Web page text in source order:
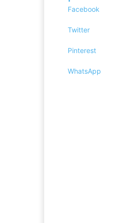
Facebook
Twitter
Pinterest
WhatsApp